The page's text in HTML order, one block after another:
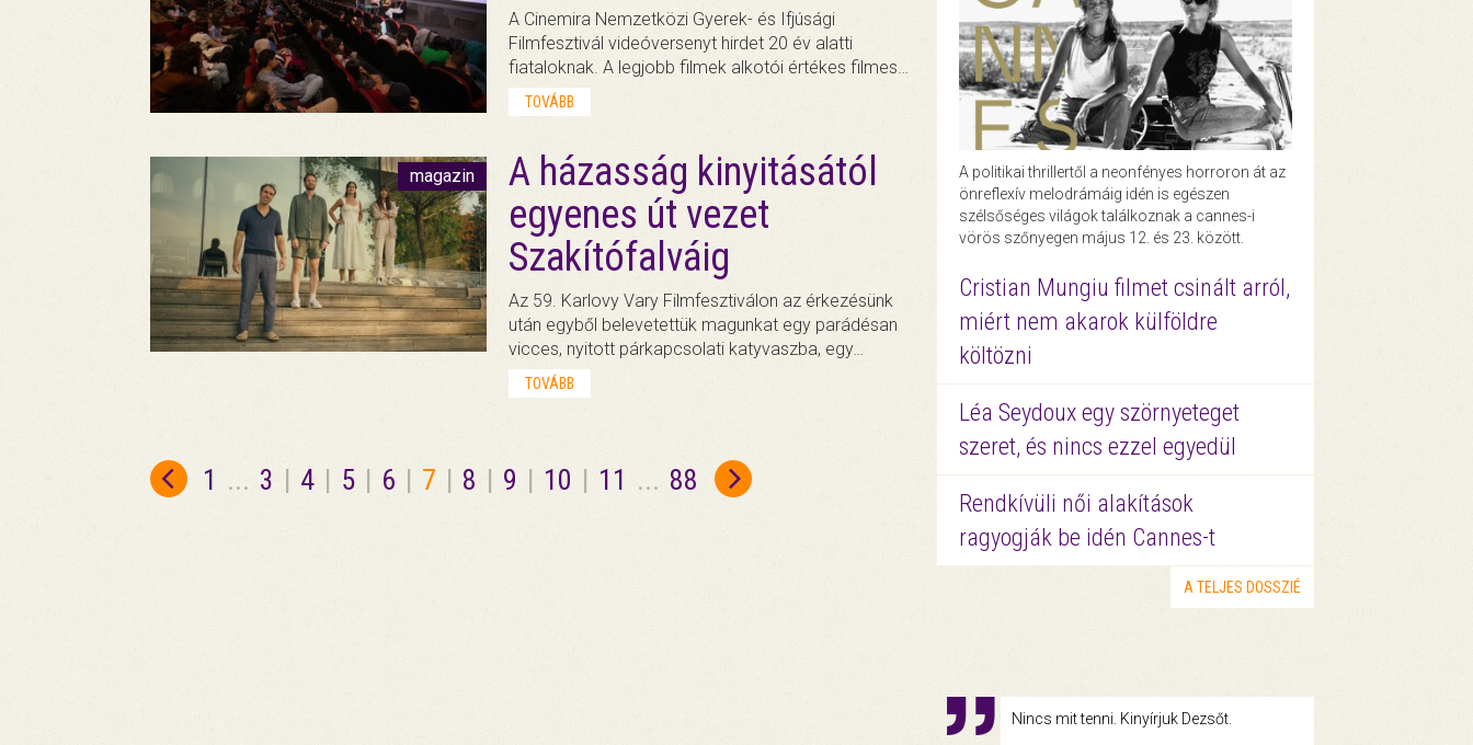
A Cinemira Nemzetközi Gyerek- és Ifjúsági
Filmfesztivál videóversenyt hirdet 20 év alatti
fiataloknak. A legjobb filmek alkotói értékes filmes…
TOVÁBB
magazin
A házasság kinyitásától
egyenes út vezet
Szakítófalváig
Az 59. Karlovy Vary Filmfesztiválon az érkezésünk
után egyből belevetettük magunkat egy parádésan
vicces, nyitott párkapcsolati katyvaszba, egy…
TOVÁBB
1 ... 3 | 4 | 5 | 6 | 7 | 8 | 9 | 10 | 11 ... 88
A politikai thrillertől a neonfényes horroron át az
önreflexív melodrámáig idén is egészen
szélsőséges világok találkoznak a cannes-i
vörös szőnyegen május 12. és 23. között.
Cristian Mungiu filmet csinált arról,
miért nem akarok külföldre
költözni
Léa Seydoux egy szörnyeteget
szeret, és nincs ezzel egyedül
Rendkívüli női alakítások
ragyogják be idén Cannes-t
A TELJES DOSSZIÉ
Nincs mit tenni. Kinyírjuk Dezsőt.